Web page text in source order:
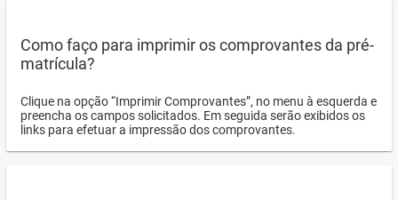
Como faço para imprimir os comprovantes da pré-
matrícula?
Clique na opção “Imprimir Comprovantes”, no menu à esquerda e
preencha os campos solicitados. Em seguida serão exibidos os
links para efetuar a impressão dos comprovantes.